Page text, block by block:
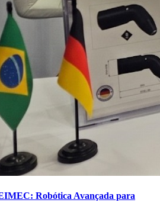
Robótica Avançada para